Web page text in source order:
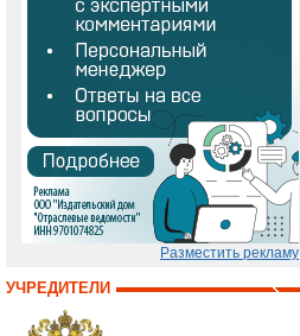
Разместить рекламу
УЧРЕДИТЕЛИ